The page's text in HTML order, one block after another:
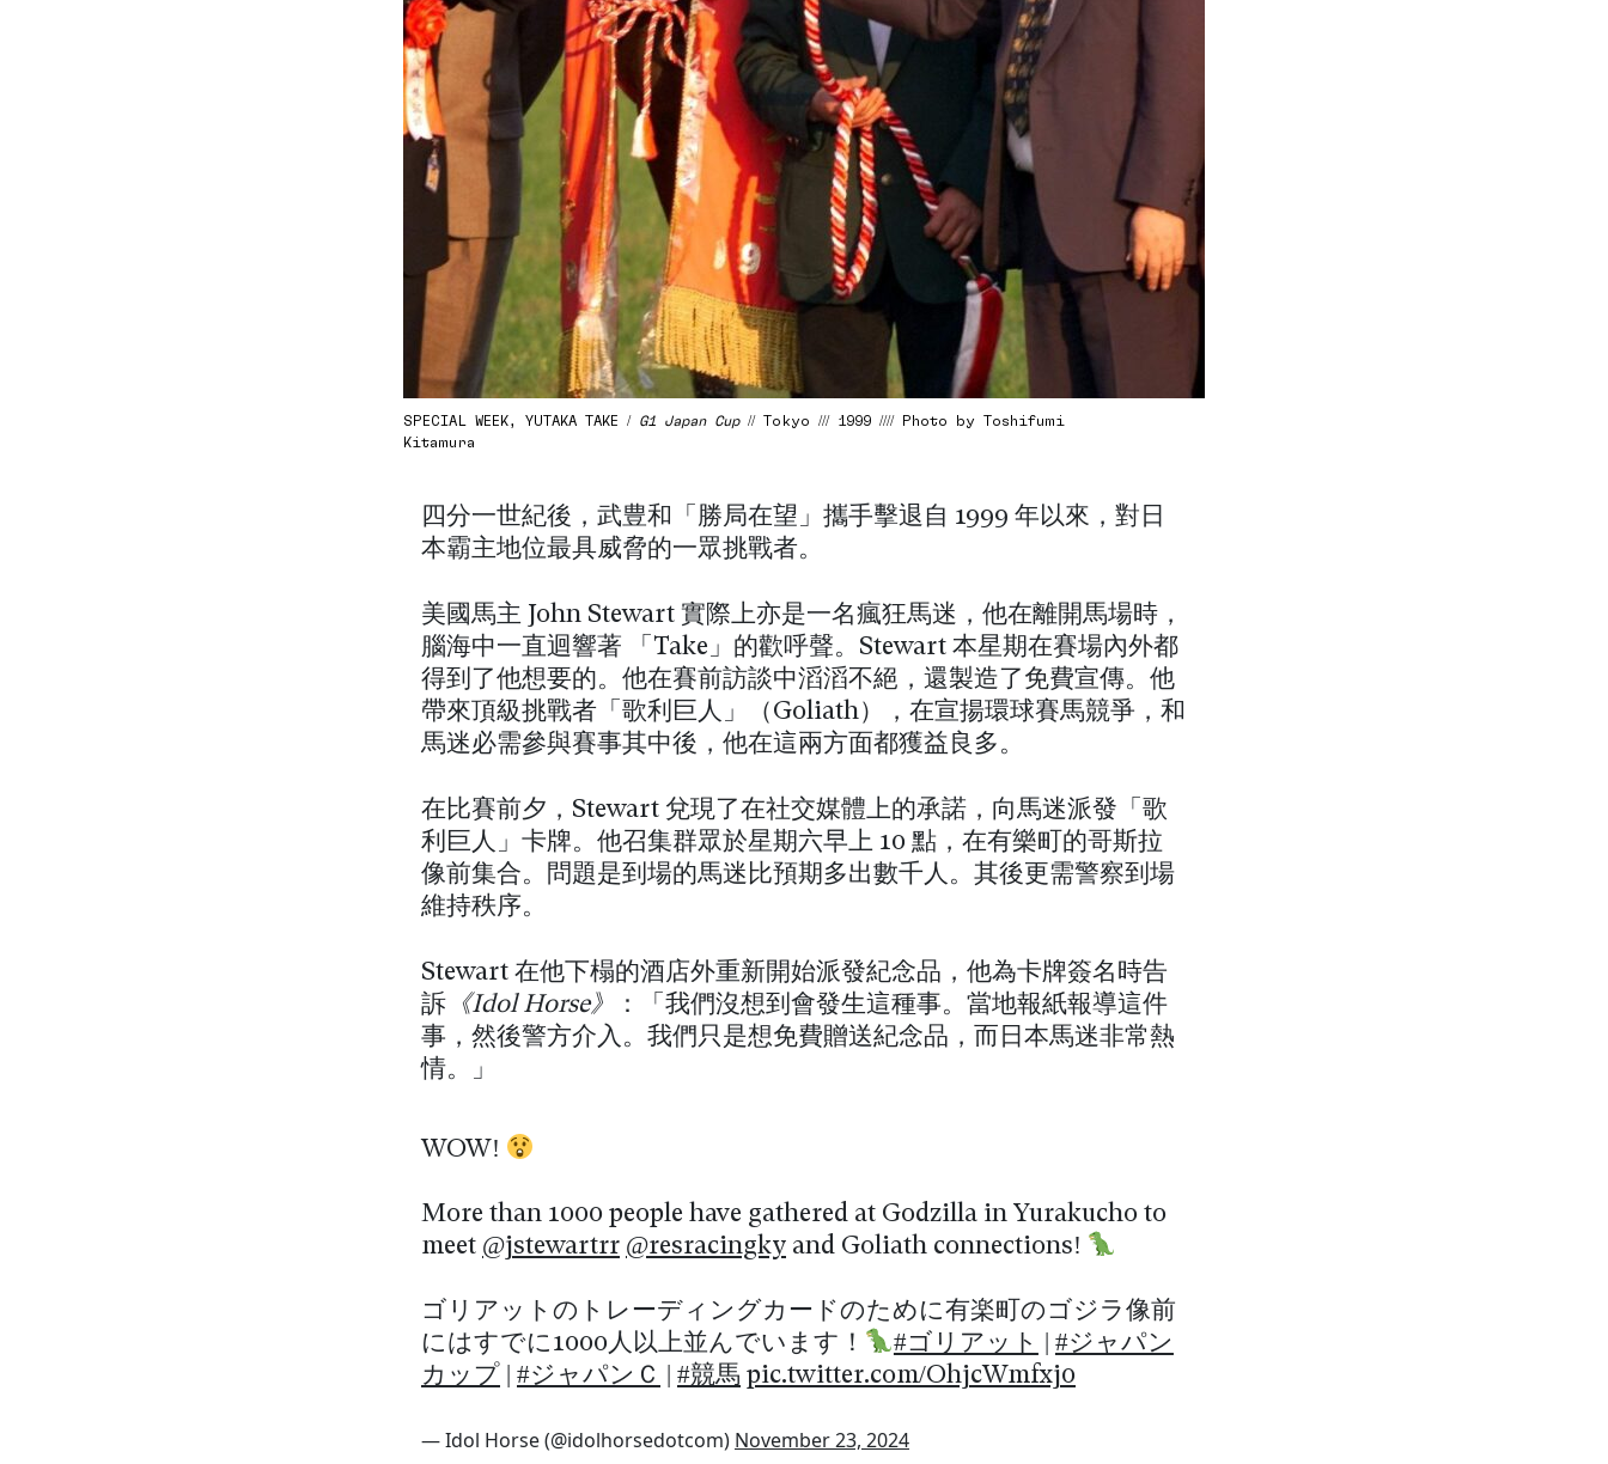
SPECIAL WEEK, YUTAKA TAKE / G1 Japan Cup// Tokyo /// 1999 //// Photo by Toshifumi
Kitamura
四分一世紀後，武豊和「勝局在望」攜手擊退自 1999 年以來，對日
本霸主地位最具威脅的一眾挑戰者。
美國馬主 John Stewart 實際上亦是一名瘋狂馬迷，他在離開馬場時，
腦海中一直迴響著 「Take」的歡呼聲。Stewart 本星期在賽場內外都
得到了他想要的。他在賽前訪談中滔滔不絕，還製造了免費宣傳。他
帶來頂級挑戰者「歌利巨人」（Goliath），在宣揚環球賽馬競爭，和
馬迷必需參與賽事其中後，他在這兩方面都獲益良多。
在比賽前夕，Stewart 兌現了在社交媒體上的承諾，向馬迷派發「歌
利巨人」卡牌。他召集群眾於星期六早上 10 點，在有樂町的哥斯拉
像前集合。問題是到場的馬迷比預期多出數千人。其後更需警察到場
維持秩序。
Stewart 在他下榻的酒店外重新開始派發紀念品，他為卡牌簽名時告
訴 《Idol Horse》
：「我們沒想到會發生這種事。當地報紙報導這件
事，然後警方介入。我們只是想免費贈送紀念品，而日本馬迷非常熱
情。」
WOW!
More than 1000 people have gathered at Godzilla in Yurakucho to
meet @jstewartrr @resracingky and Goliath connections!
ゴリアットのトレーディングカードのために有楽町のゴジラ像前
にはすでに1000人以上並んでいます！
#ゴリアット
#ジャパン
カップ
#ジャパンＣ #競馬 pic.twitter.com/OhjcWmfxj0
— Idol Horse (@idolhorsedotcom) November 23, 2024